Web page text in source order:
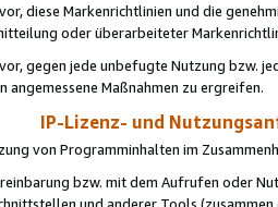
diese Markenrichtlinien und die
oder überarbeiteter
gegen jede unbefugte Nutzung bzw.
angemessene Maßnahmen zu ergreifen.
IP-Lizenz- und
von Programminhalten im
bzw. mit dem Aufrufen oder
und anderer Tools (zusammen